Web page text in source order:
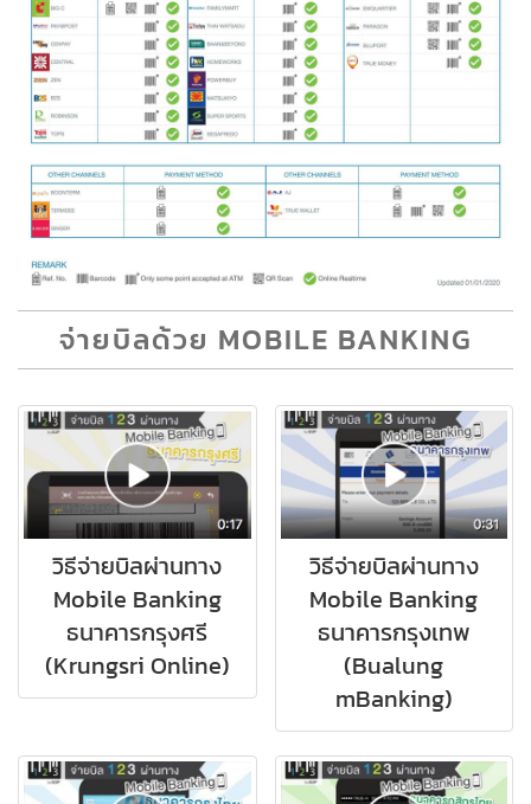
จ่ายบิลด้วย MOBILE BANKING
วิธีจ่ายบิลผ่านทาง
Mobile Banking
ธนาคารกรุงศรี
(Krungsri Online)
วิธีจ่ายบิลผ่านทาง
Mobile Banking
ธนาคารกรุงเทพ
(Bualung
mBanking)